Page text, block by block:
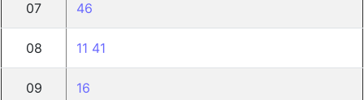
07 46
08 11 41
09 16